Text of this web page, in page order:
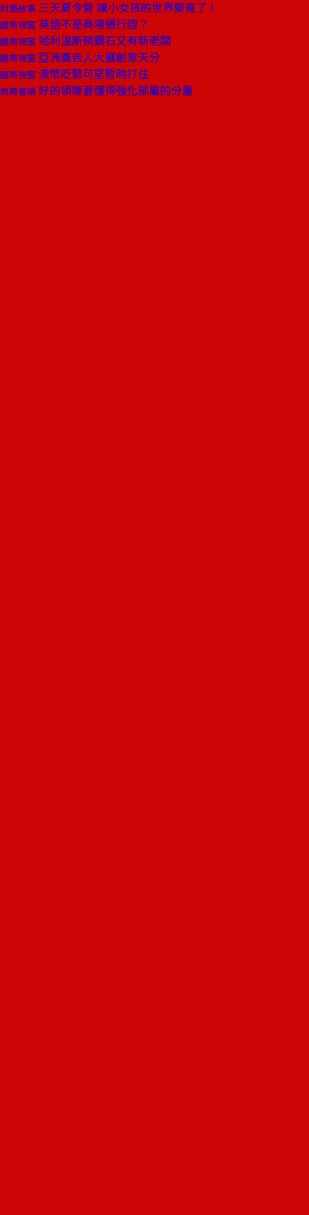
封面故事 三天夏令營 讓小女孩的世界變寬了！
國際視窗 英語不是商場通行證？
國際視窗 哈利溫斯頓鑽石又有新老闆
國際視窗 亞洲廣告人大展創意天分
國際視窗 澳幣貶勢可望暫時打住
商周書摘 好的領導要懂得強化部屬的分量